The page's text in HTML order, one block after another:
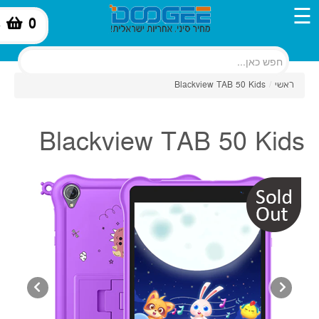
0 ☰
ראשי /
Blackview TAB 50 Kids
Blackview TAB 50 Kids